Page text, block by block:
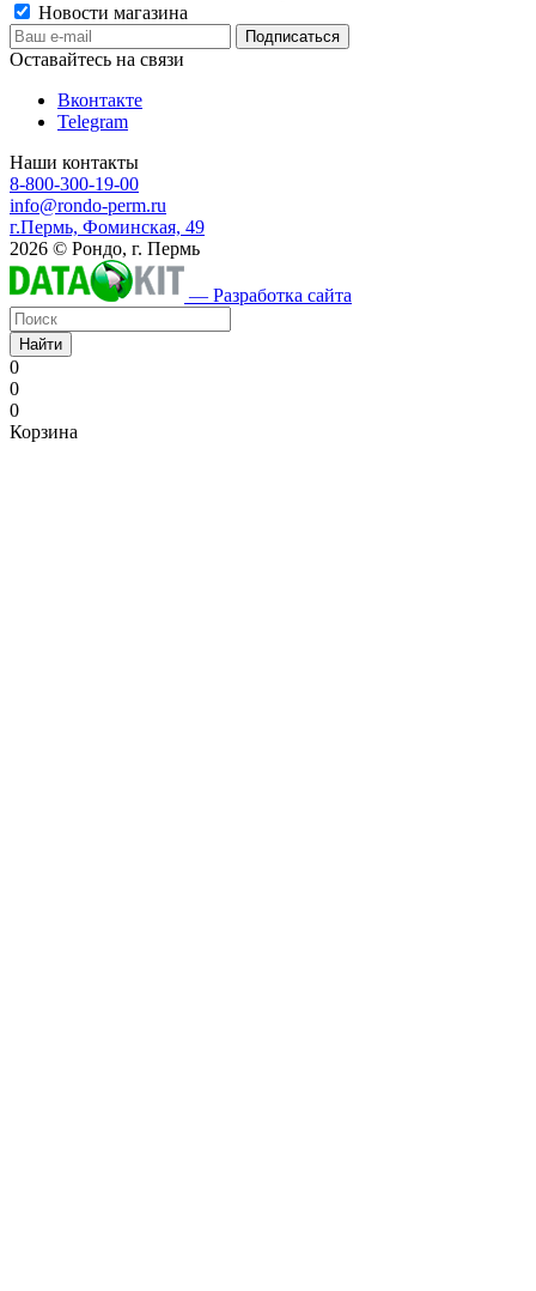
Новости магазина
Оставайтесь на связи
Вконтакте
Telegram
Наши контакты
8-800-300-19-00
info@rondo-perm.ru
г.Пермь, Фоминская, 49
2026 © Рондо, г. Пермь
— Разработка сайта
Найти
0
0
0
Корзина